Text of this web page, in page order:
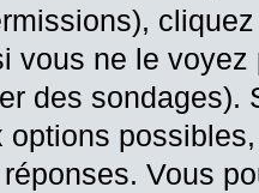
vous ne le
des sondages).
options
Vous